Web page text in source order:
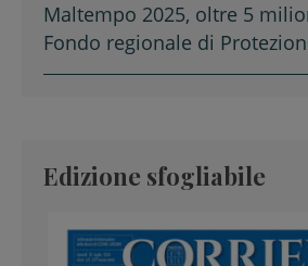
Maltempo 2025, oltre 5
Fondo regionale di
Edizione sfogliabile